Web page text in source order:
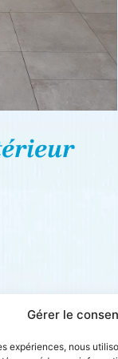
Gérer le
expériences, nous